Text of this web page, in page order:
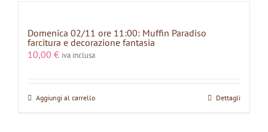
Domenica 02/11 ore 11:00: Muffin Paradiso
farcitura e decorazione fantasia
10,00 € iva inclusa
Aggiungi al carrello Dettagli